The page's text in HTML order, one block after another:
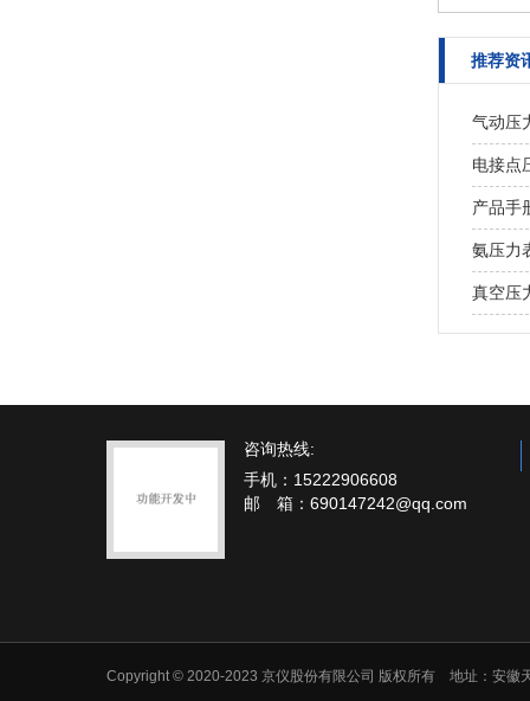
推荐资
气动压
电接点
产品手
氨压力
真空压
咨询热线:
手机：15222906608
邮 箱：690147242@qq.com
Copyright © 2020-2023 京仪股份有限公司 版权所有 地址：安